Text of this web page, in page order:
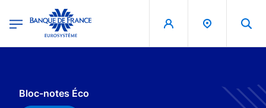
Banque de France - Menu Principal
Bloc-notes Éco